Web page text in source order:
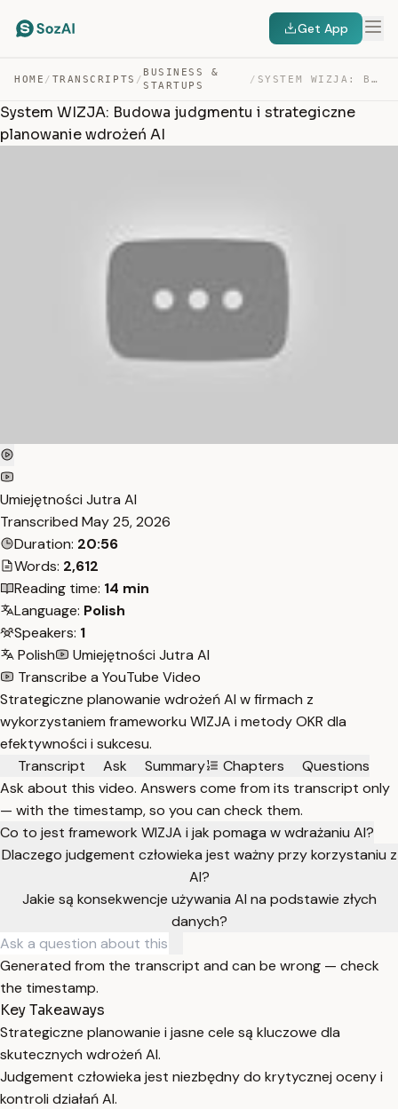
Get App
HOME / TRANSCRIPTS /
BUSINESS &
STARTUPS
/ SYSTEM WIZJA: BUDOWA JUDGMENTU I STRATEGICZNE PLANOWANI… — TRANSCRIPT
System WIZJA: Budowa judgmentu i strategiczne
planowanie wdrożeń AI
Umiejętności Jutra AI
Transcribed May 25, 2026
Duration: 20:56
Words: 2,612
Reading time: 14 min
Language: Polish
Speakers: 1
Polish
Umiejętności Jutra AI
Transcribe a YouTube Video
Strategiczne planowanie wdrożeń AI w firmach z
wykorzystaniem frameworku WIZJA i metody OKR dla
efektywności i sukcesu.
Transcript
Ask Summary Chapters
Questions
Ask about this video. Answers come from its transcript only
— with the timestamp, so you can check them.
Co to jest framework WIZJA i jak pomaga w wdrażaniu AI?
Dlaczego judgement człowieka jest ważny przy korzystaniu z
AI?
Jakie są konsekwencje używania AI na podstawie złych
danych?
Generated from the transcript and can be wrong — check
the timestamp.
Key Takeaways
Strategiczne planowanie i jasne cele są kluczowe dla
skutecznych wdrożeń AI.
Judgement człowieka jest niezbędny do krytycznej oceny i
kontroli działań AI.